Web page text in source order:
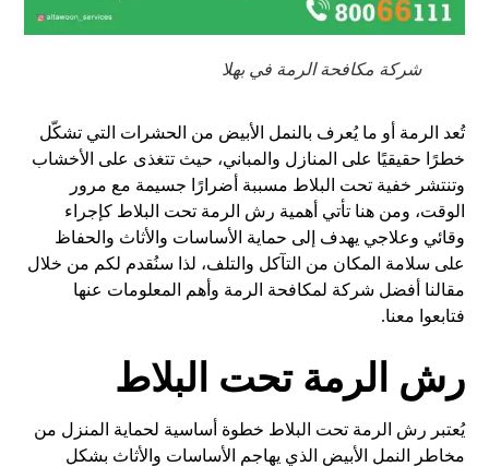
شركة مكافحة الرمة في بهلا
تُعد الرمة أو ما يُعرف بالنمل الأبيض من الحشرات التي تشكّل
خطرًا حقيقيًا على المنازل والمباني، حيث تتغذى على الأخشاب
وتنتشر خفية تحت البلاط مسببة أضرارًا جسيمة مع مرور
الوقت، ومن هنا تأتي أهمية رش الرمة تحت البلاط كإجراء
وقائي وعلاجي يهدف إلى حماية الأساسات والأثاث والحفاظ
على سلامة المكان من التآكل والتلف، لذا سنُقدم لكم من خلال
مقالنا أفضل شركة لمكافحة الرمة وأهم المعلومات عنها
فتابعوا معنا.
رش الرمة تحت البلاط
يُعتبر رش الرمة تحت البلاط خطوة أساسية لحماية المنزل من
مخاطر النمل الأبيض الذي يهاجم الأساسات والأثاث بشكل